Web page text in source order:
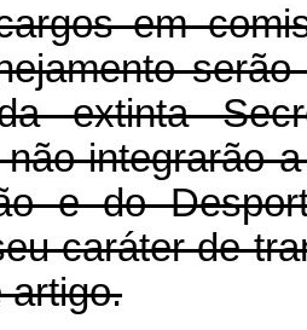
em
extinta
integrarão
e do
caráter de
artigo.